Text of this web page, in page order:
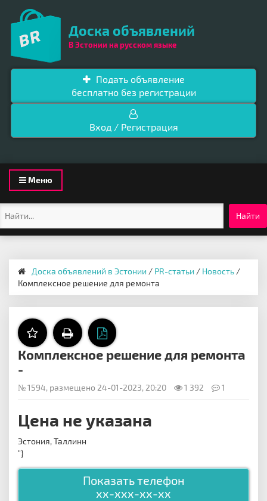
Доска объявлений
В Эстонии на русском языке
Подать объявление
бесплатно без регистрации
Вход / Регистрация
Toggle
navigation
Меню
Найти
Доска объявлений в Эстонии / PR-статьи / Новость /
Комплексное решение для ремонта
Комплексное решение для ремонта
-
№ 1594, размещено 24-01-2023, 20:20 1 392 1
Цена не указана
Эстония, Таллинн
"}
Показать телефон
xx-xxx-xx-xx